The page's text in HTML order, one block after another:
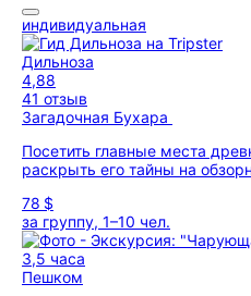
индивидуальная
Дильноза
4,88
41 отзыв
Загадочная Бухара
Посетить главные места
раскрыть его тайны на
78 $
за группу, 1–10 чел.
3,5 часа
Пешком